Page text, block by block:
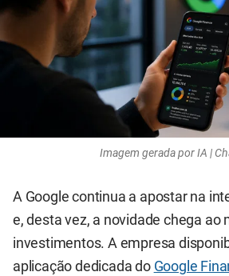
Imagem gerada por IA |
A Google continua a apostar na
e, desta vez, a novidade chega ao
investimentos. A empresa
aplicação dedicada do Google